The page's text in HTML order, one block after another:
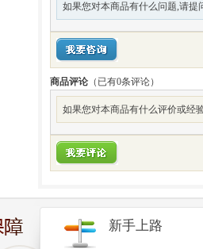
如果您对本商品有什么问题,请提
商品评论 （已有0条评论）
如果您对本商品有什么评价或经
新手上路